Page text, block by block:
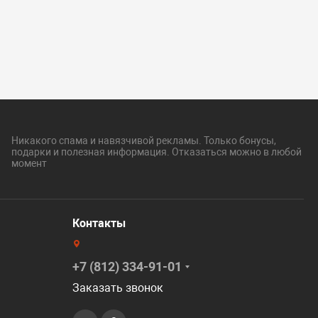
Никакого спама и навязчивой рекламы. Только бонусы,
подарки и полезная информация. Отказаться можно в любой
момент
Контакты
+7 (812) 334-91-01
Заказать звонок